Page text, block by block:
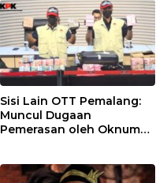
Sisi Lain OTT Pemalang:
Muncul Dugaan
Pemerasan oleh Oknum